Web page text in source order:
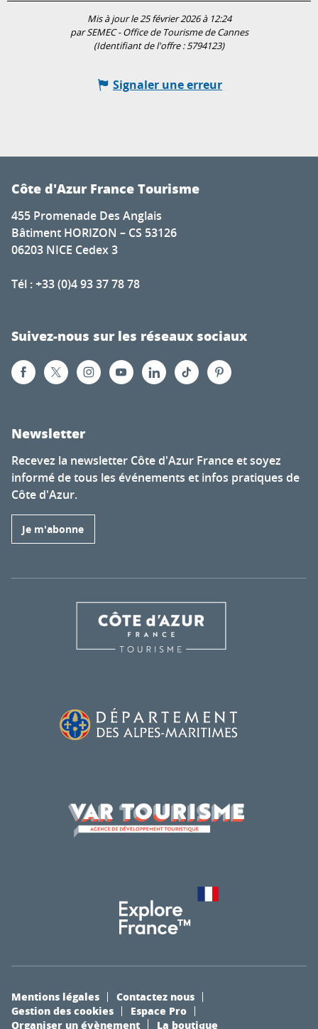
Mis à jour le 25 février 2026 à 12:24
par SEMEC - Office de Tourisme de Cannes
(Identifiant de l'offre :5794123)
Signaler une erreur
Côte d'Azur France Tourisme
455 Promenade Des Anglais
Bâtiment HORIZON – CS 53126
06203 NICE Cedex 3
Tél : +33 (0)4 93 37 78 78
Suivez-nous sur les réseaux sociaux
Newsletter
Recevez la newsletter Côte d'Azur France et soyez
informé de tous les événements et infos pratiques de
Côte d'Azur.
Je m'abonne
Mentions légales
Contactez nous
Gestion des cookies
Espace Pro
Organiser un évènement
La boutique